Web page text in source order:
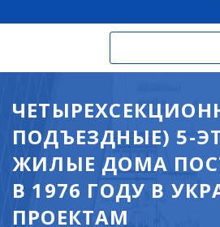
ПОДЪЕЗДНЫЕ) 5-
ЖИЛЫЕ ДОМА
В 1976 ГОДУ В
ПРОЕКТАМ